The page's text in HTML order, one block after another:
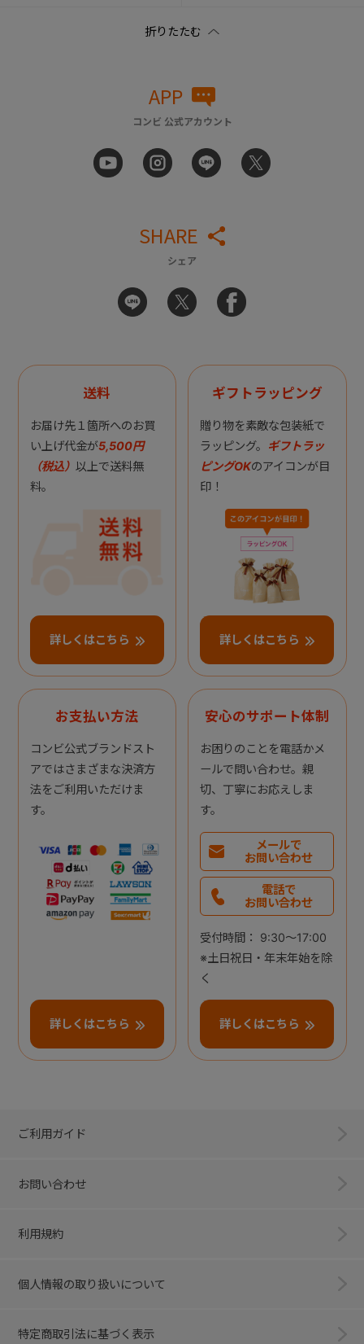
APP
コンビ 公式アカウント
SHARE
シェア
送料
お届け先１箇所へのお買
い上げ代金が5,500円
（税込） 以上で送料無
料。
詳しくはこちら
ギフトラッピング
贈り物を素敵な包装紙で
ラッピング。 ギフトラッ
ピングOKのアイコンが目
印！
詳しくはこちら
お支払い方法
コンビ公式ブランドスト
アではさまざまな決済方
法をご利用いただけま
す。
詳しくはこちら
安心のサポート体制
お困りのことを電話かメ
ールで問い合わせ。親
切、丁寧にお応えしま
す。
メールで
お問い合わせ
電話で
お問い合わせ
受付時間： 9:30～17:00
※土日祝日・年末年始を除
く
詳しくはこちら
ご利用ガイド
お問い合わせ
利用規約
個人情報の取り扱いについて
特定商取引法に基づく表示